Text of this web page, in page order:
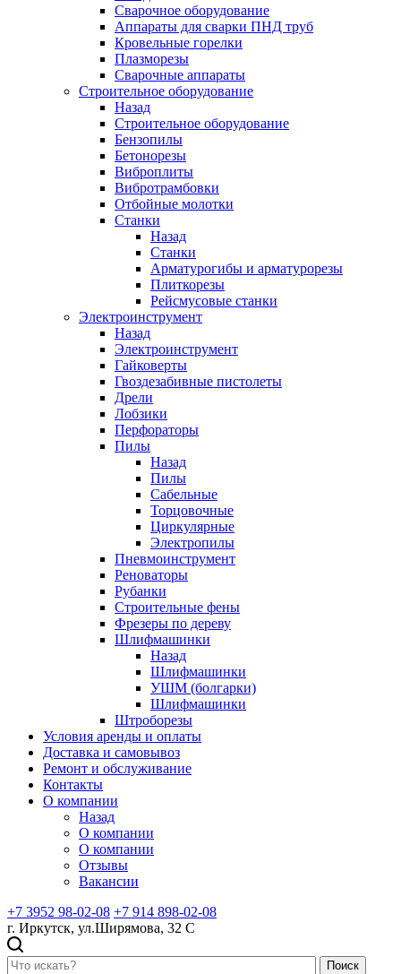
Сварочное оборудование
Аппараты для сварки ПНД труб
Кровельные горелки
Плазморезы
Сварочные аппараты
Строительное оборудование
Назад
Строительное оборудование
Бензопилы
Бетонорезы
Виброплиты
Вибротрамбовки
Отбойные молотки
Станки
Назад
Станки
Арматурогибы и арматурорезы
Плиткорезы
Рейсмусовые станки
Электроинструмент
Назад
Электроинструмент
Гайковерты
Гвоздезабивные пистолеты
Дрели
Лобзики
Перфораторы
Пилы
Назад
Пилы
Сабельные
Торцовочные
Циркулярные
Электропилы
Пневмоинструмент
Реноваторы
Рубанки
Строительные фены
Фрезеры по дереву
Шлифмашинки
Назад
Шлифмашинки
УШМ (болгарки)
Шлифмашинки
Штроборезы
Условия аренды и оплаты
Доставка и самовывоз
Ремонт и обслуживание
Контакты
О компании
Назад
О компании
О компании
Отзывы
Вакансии
+7 3952 98-02-08 +7 914 898-02-08
г. Иркутск, ул.Ширямова, 32 С
Поиск